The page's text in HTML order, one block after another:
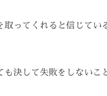
ってくれると信じてい
決して失敗をしないこ